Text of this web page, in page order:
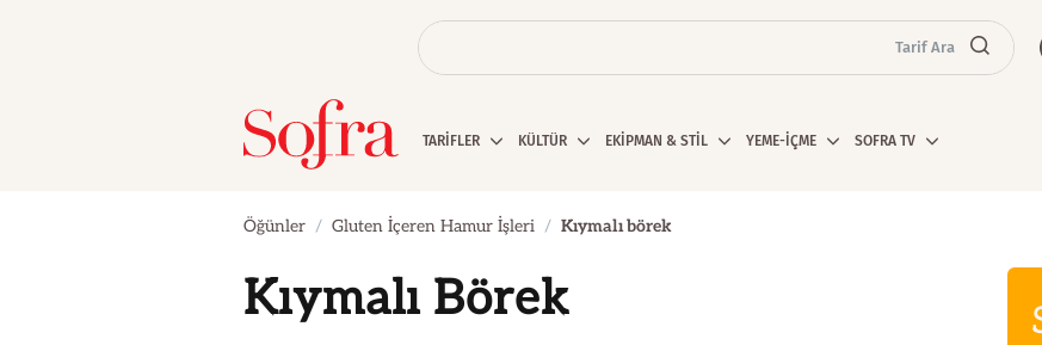
Tarif Ara
TARİFLER KÜLTÜR EKİPMAN & STİL YEME-İÇME SOFRA TV
Öğünler Gluten İçeren Hamur İşleri Kıymalı börek
Kıymalı Börek